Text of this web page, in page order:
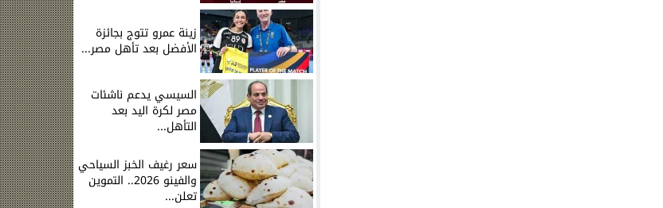
زينة عمرو تتوج بجائزة
الأفضل بعد تأهل مصر...
السيسي يدعم ناشئات
مصر لكرة اليد بعد
التأهل...
سعر رغيف الخبز السياحي
والفينو 2026.. التموين
تعلن...